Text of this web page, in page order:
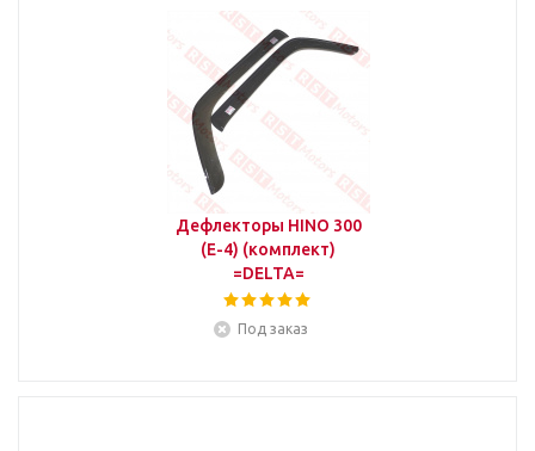
Дефлекторы HINO 300
(E-4) (комплект)
=DELTA=
Под заказ